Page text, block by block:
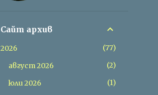
Сайт архив
2026
77
август 2026
2
юли 2026
1